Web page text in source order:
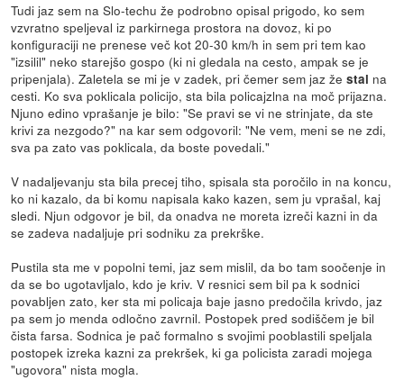
Tudi jaz sem na Slo-techu že podrobno opisal prigodo, ko sem
vzvratno speljeval iz parkirnega prostora na dovoz, ki po
konfiguraciji ne prenese več kot 20-30 km/h in sem pri tem kao
"izsilil" neko starejšo gospo (ki ni gledala na cesto, ampak se je
pripenjala). Zaletela se mi je v zadek, pri čemer sem jaz žestal na
cesti. Ko sva poklicala policijo, sta bila policajzlna na moč prijazna.
Njuno edino vprašanje je bilo: "Se pravi se vi ne strinjate, da ste
krivi za nezgodo?" na kar sem odgovoril: "Ne vem, meni se ne zdi,
sva pa zato vas poklicala, da boste povedali."
V nadaljevanju sta bila precej tiho, spisala sta poročilo in na koncu,
ko ni kazalo, da bi komu napisala kako kazen, sem ju vprašal, kaj
sledi. Njun odgovor je bil, da onadva ne moreta izreči kazni in da
se zadeva nadaljuje pri sodniku za prekrške.
Pustila sta me v popolni temi, jaz sem mislil, da bo tam soočenje in
da se bo ugotavljalo, kdo je kriv. V resnici sem bil pa k sodnici
povabljen zato, ker sta mi policaja baje jasno predočila krivdo, jaz
pa sem jo menda odločno zavrnil. Postopek pred sodiščem je bil
čista farsa. Sodnica je pač formalno s svojimi pooblastili speljala
postopek izreka kazni za prekršek, ki ga policista zaradi mojega
"ugovora" nista mogla.